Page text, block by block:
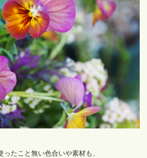
ったこと無い色合いや素材も、